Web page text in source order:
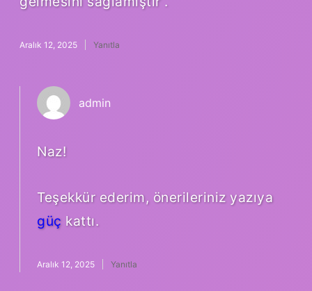
Aralık 12, 2025 Yanıtla
admin
Naz!
Teşekkür ederim, önerileriniz yazıya
güç kattı.
Aralık 12, 2025 Yanıtla